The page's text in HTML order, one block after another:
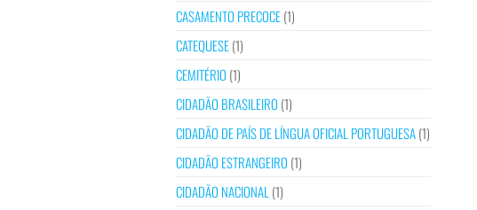
CASAMENTO PRECOCE(1)
CATEQUESE(1)
CEMITÉRIO (1)
CIDADÃO BRASILEIRO (1)
CIDADÃO DE PAÍS DE LÍNGUA OFICIAL PORTUGUESA(1)
CIDADÃO ESTRANGEIRO (1)
CIDADÃO NACIONAL (1)